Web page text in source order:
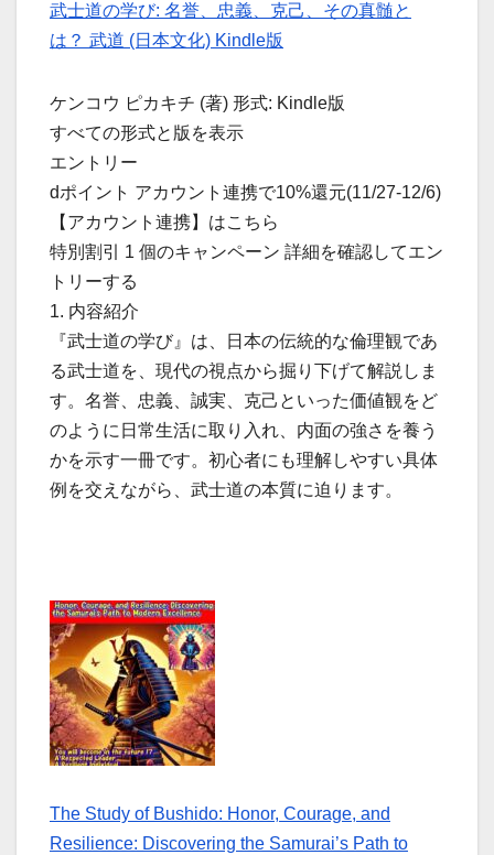
武士道の学び: 名誉、忠義、克己、その真髄と
は？ 武道 (日本文化) Kindle版
ケンコウ ピカキチ (著) 形式: Kindle版
すべての形式と版を表示
エントリー
dポイント アカウント連携で10%還元(11/27-12/6)
【アカウント連携】はこちら
特別割引 1 個のキャンペーン 詳細を確認してエン
トリーする
1. 内容紹介
『武士道の学び』は、日本の伝統的な倫理観であ
る武士道を、現代の視点から掘り下げて解説しま
す。名誉、忠義、誠実、克己といった価値観をど
のように日常生活に取り入れ、内面の強さを養う
かを示す一冊です。初心者にも理解しやすい具体
例を交えながら、武士道の本質に迫ります。
The Study of Bushido: Honor, Courage, and
Resilience: Discovering the Samurai’s Path to